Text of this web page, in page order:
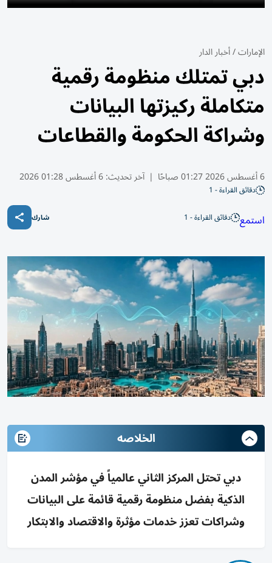
الإمارات/أخبار الدار
دبي تمتلك منظومة رقمية
متكاملة ركيزتها البيانات
وشراكة الحكومة والقطاعات
6 أغسطس 2026 01:27 صباحًا | آخر تحديث:6 أغسطس 01:28 2026
دقائق القراءة - 1
استمع دقائق القراءة - 1 شارك
الخلاصه
دبي تحتل المركز الثاني عالمياً في مؤشر المدن
الذكية بفضل منظومة رقمية قائمة على البيانات
وشراكات تعزز خدمات مؤثرة والاقتصاد والابتكار